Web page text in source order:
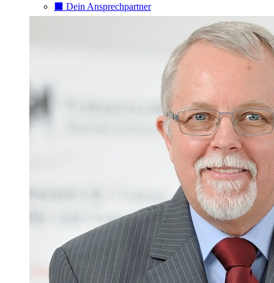
⬛️ Dein Ansprechpartner